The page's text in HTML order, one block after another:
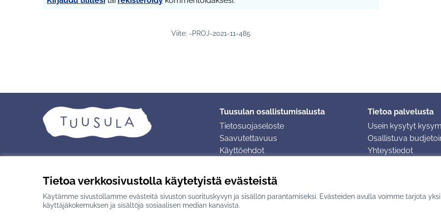
Tietoa verkkosivustolla käytetyistä evästeistä
Käytämme sivustollamme evästeitä sivuston suorituskyvyn ja sisällön parantamiseksi. Evästeiden avulla voimme tarjota
käyttäjäkokemuksen ja sisältöjä sosiaalisen median kanavista.
Viite: -PROJ-2021-11-485
Tuusulan osallistumisalusta
Tietosuojaseloste
Saavutettavuus
Käyttöehdot
Tietoa palvelusta
Usein kysytyt
Osallistuva
Yhteystiedot
Creative Commons -lisenssi
(Ulkoinen linkki)Verkkosivusto luotuvapaan ohjelmiston avulla.